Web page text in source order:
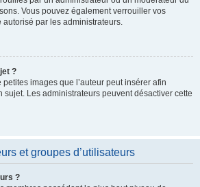
Vous pouvez également verrouiller vos
autorisé par les administrateurs.
?
images que l’auteur peut insérer afin
sujet. Les administrateurs peuvent désactiver cette
et groupes d’utilisateurs
?